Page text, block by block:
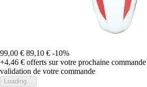
99,00 € 89,10 € -10%
+4,46 € offerts sur votre prochaine commande
validation de votre commande
Loading...